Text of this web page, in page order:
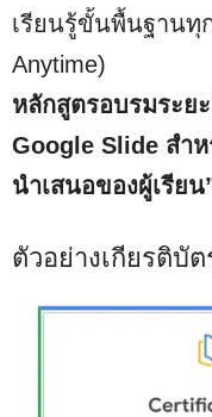
เรียนรู้ขั้นพื้นฐานทุ
Anytime)
หลักสูตรอบรมระย
Google Slide สำ
นำเสนอของผู้เรียน
ตัวอย่างเกียรติบัต